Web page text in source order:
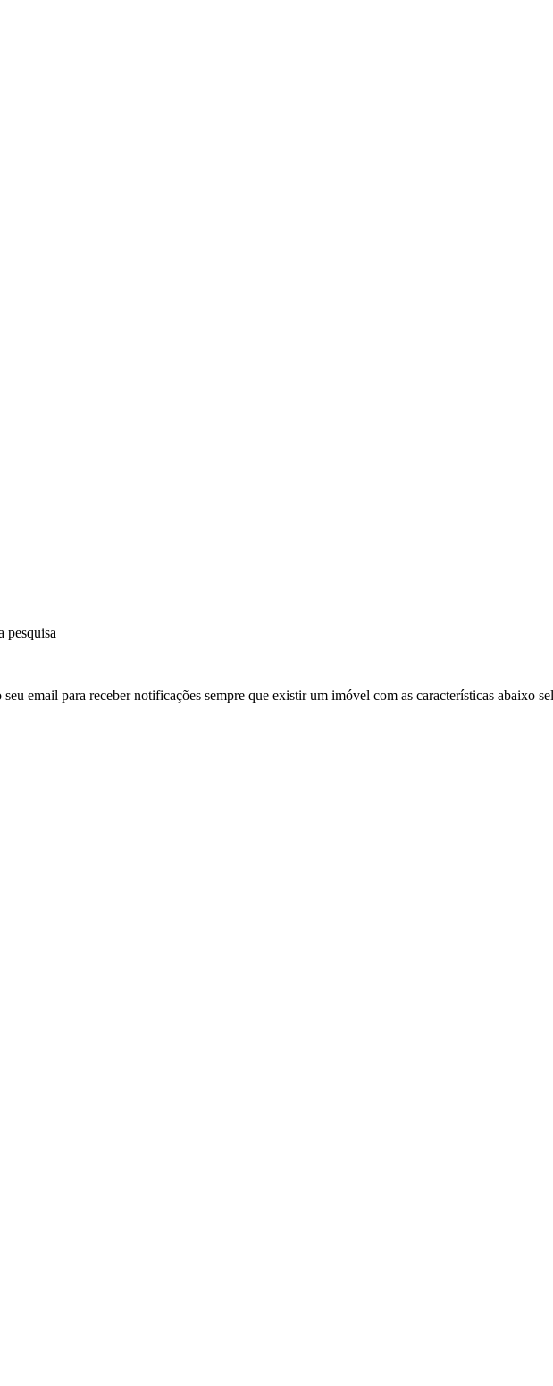
pesquisa
email para receber notificações sempre que existir um imóvel com as características abaixo